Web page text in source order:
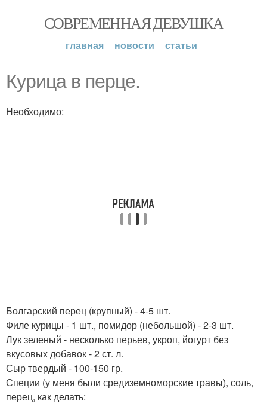
СОВРЕМЕННАЯ ДЕВУШКА
главная новости статьи
Курица в перце.
Необходимо:
Болгарский перец (крупный) - 4-5 шт.
Филе курицы - 1 шт., помидор (небольшой) - 2-3 шт.
Лук зеленый - несколько перьев, укроп, йогурт без
вкусовых добавок - 2 ст. л.
Сыр твердый - 100-150 гр.
Специи (у меня были средиземноморские травы), соль,
перец, как делать: